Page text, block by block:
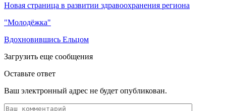
Новая страница в развитии здравоохранения региона
"Молодёжка"
Вдохновившись Ельцом
Загрузить еще сообщения
Оставьте ответ
Ваш электронный адрес не будет опубликован.